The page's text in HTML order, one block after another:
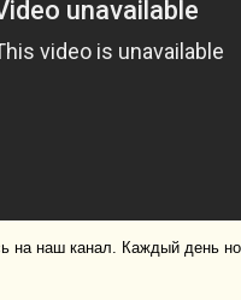
на наш канал. Каждый день